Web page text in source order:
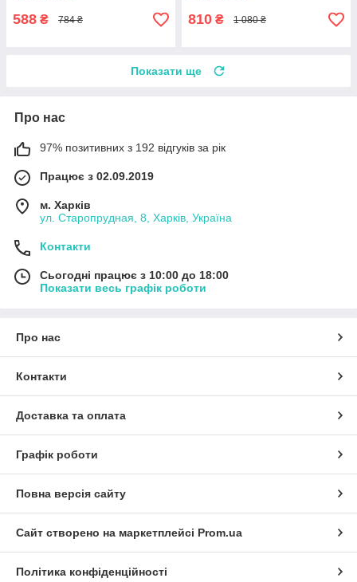
588 ₴ 784 ₴ 810 ₴ 1 080 ₴
Показати ще
Про нас
97% позитивних з 192 відгуків за рік
Працює з 02.09.2019
м. Харків
ул. Старопрудная, 8, Харків, Україна
Контакти
Сьогодні працює з 10:00 до 18:00
Показати весь графік роботи
Про нас
Контакти
Доставка та оплата
Графік роботи
Повна версія сайту
Сайт створено на маркетплейсі Prom.ua
Політика конфіденційності